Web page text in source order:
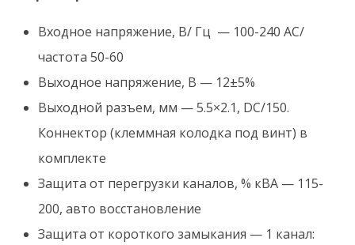
Входное напряжение, В/ Гц — 100-240 АС/
частота 50-60
Выходное напряжение, В — 12±5%
Выходной разъем, мм — 5.5×2.1, DC/150.
Коннектор (клеммная колодка под винт) в
комплекте
Защита от перегрузки каналов, % кВА — 115-
200, авто восстановление
Защита от короткого замыкания — 1 канал: